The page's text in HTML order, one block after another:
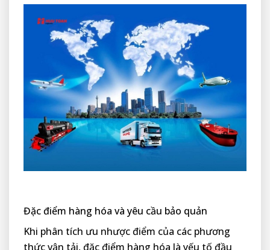
Đặc điểm hàng hóa và yêu cầu bảo quản
Khi phân tích ưu nhược điểm của các phương
thức vận tải, đặc điểm hàng hóa là yếu tố đầu